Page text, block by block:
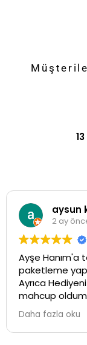
aysun
2 ay
Ayşe Hanım'a
paketleme
Ayrıca
mahcup
üzere ...İyi
Daha fazla oku